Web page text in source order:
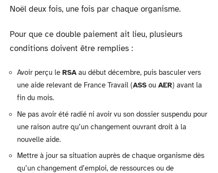
Noël deux fois, une fois par chaque organisme.
Pour que ce double paiement ait lieu, plusieurs
conditions doivent être remplies :
Avoir perçu le RSA au début décembre, puis basculer vers
une aide relevant de France Travail (ASS ou AER) avant la
fin du mois.
Ne pas avoir été radié ni avoir vu son dossier suspendu pour
une raison autre qu’un changement ouvrant droit à la
nouvelle aide.
Mettre à jour sa situation auprès de chaque organisme dès
qu’un changement d’emploi, de ressources ou de